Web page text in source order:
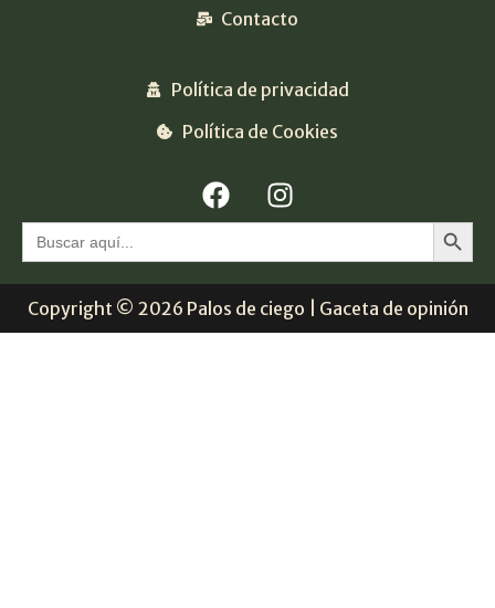
Contacto
Política de privacidad
Política de Cookies
Buscar: Botón
Copyright © 2026 Palos de ciego | Gaceta de opinión